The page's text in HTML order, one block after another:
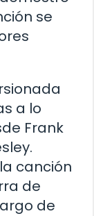
se
a lo
Frank
canción
de
de